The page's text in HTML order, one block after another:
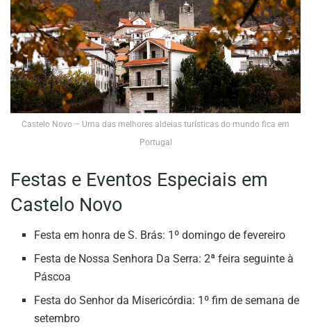
Castelo Novo – Uma das melhores aldeias turísticas do mundo fica em
Portugal
Festas e Eventos Especiais em
Castelo Novo
Festa em honra de S. Brás: 1º domingo de fevereiro
Festa de Nossa Senhora Da Serra: 2ª feira seguinte à
Páscoa
Festa do Senhor da Misericórdia: 1º fim de semana de
setembro